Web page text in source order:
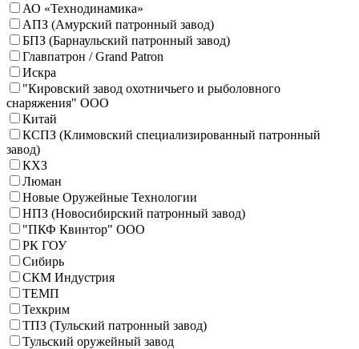
АО «Технодинамика»
АПЗ (Амурский патронный завод)
БПЗ (Барнаульский патронный завод)
Главпатрон / Grand Patron
Искра
"Кировский завод охотничьего и рыболовного
снаряжения" ООО
Китай
КСПЗ (Климовский специализированный патронный
завод)
КХЗ
Люман
Новые Оружейные Технологии
НПЗ (Новосибирский патронный завод)
"ПКФ Квинтор" ООО
РК ГОУ
Сибирь
СКМ Индустрия
ТЕМП
Техкрим
ТПЗ (Тульский патронный завод)
Тульский оружейный завод